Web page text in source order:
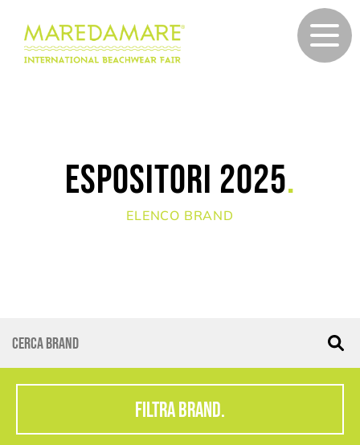
Espositori 2025.
ELENCO BRAND
FILTRA BRAND.